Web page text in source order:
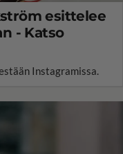
esittelee
- Katso
Instagramissa.